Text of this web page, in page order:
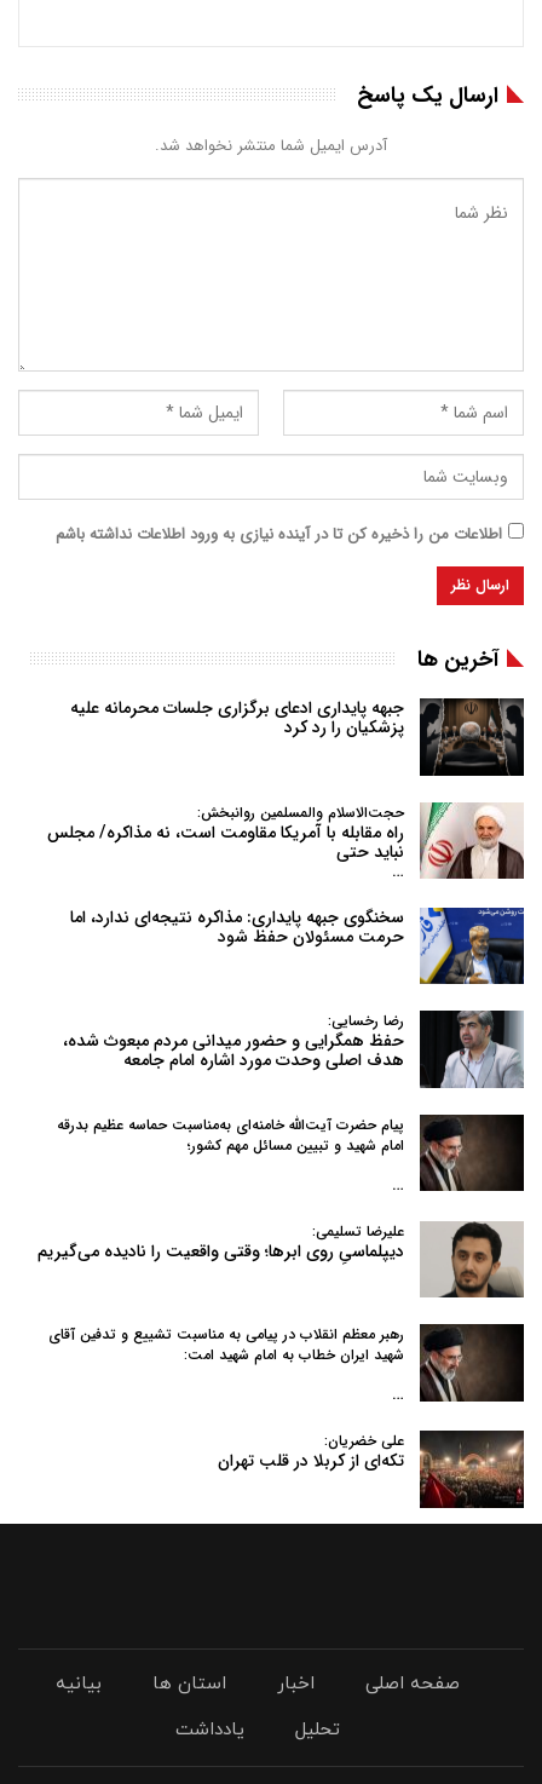
ارسال یک پاسخ
آدرس ایمیل شما منتشر نخواهد شد.
اطلاعات من را ذخیره کن تا در آینده نیازی به ورود اطلاعات نداشته باشم
آخرین ها
جبهه پایداری ادعای برگزاری جلسات محرمانه علیه
پزشکیان را رد کرد
حجت‌الاسلام والمسلمین روانبخش:
راه مقابله با آمریکا مقاومت است، نه مذاکره/ مجلس
نباید حتی
…
سخنگوی جبهه پایداری: مذاکره نتیجه‌ای ندارد، اما
حرمت مسئولان حفظ شود
رضا رخسایی:
حفظ همگرایی و حضور میدانی مردم مبعوث شده،
هدف اصلی وحدت مورد اشاره امام جامعه
پیام حضرت آیت‌الله خامنه‌ای به‌مناسبت حماسه عظیم بدرقه
امام شهید و تبیین مسائل مهم کشور؛
…
علیرضا تسلیمی:
دیپلماسیِ روی ابرها؛ وقتی واقعیت را نادیده می‌گیریم
رهبر معظم انقلاب در پیامی به‌ مناسبت تشییع و تدفین آقای
شهید ایران خطاب به امام شهید امت:
…
علی خضریان:
تکه‌ای از کربلا در قلب تهران
صفحه اصلی اخبار استان ها
بیانیه
تحلیل
یادداشت